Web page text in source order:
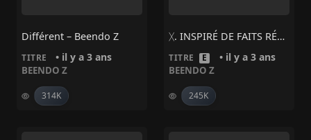
Différent – Beendo Z
TITRE • il y a 3 ans
BEENDO Z
314K
ᚷ. INSPIRÉ DE FAITS RÉELS #6 – Beendo Z
TITRE E • il y a 3 ans
BEENDO Z
245K